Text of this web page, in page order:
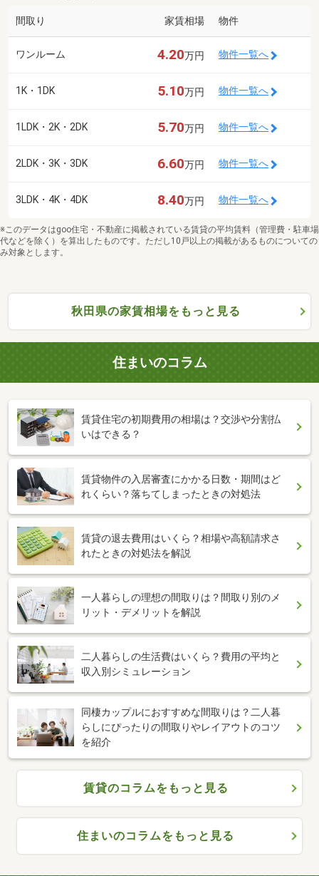
間取り 家賃相場 物件
ワンルーム 4.20万円 物件一覧へ
1K・1DK 5.10万円 物件一覧へ
1LDK・2K・2DK 5.70万円 物件一覧へ
2LDK・3K・3DK 6.60万円 物件一覧へ
3LDK・4K・4DK 8.40万円 物件一覧へ
※このデータはgoo住宅・不動産に掲載されている賃貸の平均賃料（管理費・駐車場
代などを除く）を算出したものです。ただし10戸以上の掲載があるものについての
み対象とします。
秋田県の家賃相場をもっと見る
住まいのコラム
賃貸住宅の初期費用の相場は？交渉や分割払
いはできる？
賃貸物件の入居審査にかかる日数・期間はど
れくらい？落ちてしまったときの対処法
賃貸の退去費用はいくら？相場や高額請求さ
れたときの対処法を解説
一人暮らしの理想の間取りは？間取り別のメ
リット・デメリットを解説
二人暮らしの生活費はいくら？費用の平均と
収入別シミュレーション
同棲カップルにおすすめな間取りは？二人暮
らしにぴったりの間取りやレイアウトのコツ
を紹介
賃貸のコラムをもっと見る
住まいのコラムをもっと見る